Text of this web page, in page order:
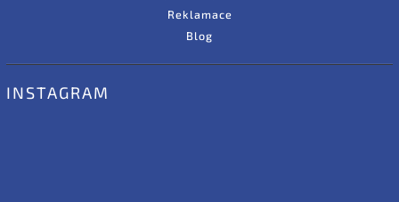
Reklamace
Blog
INSTAGRAM